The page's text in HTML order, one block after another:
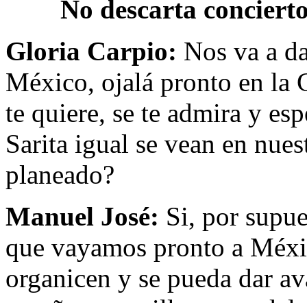
No descarta
Gloria Carpio: Nos va a
México, ojalá pronto en la
te quiere, se te admira y
Sarita igual se vean en
planeado?
Manuel José: Si, por
que vayamos pronto a
organicen y se pueda dar